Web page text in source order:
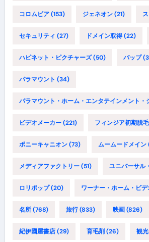
コロムビア(153) ジェネオン(21)
セキュリティ (27) ドメイン取得(22)
ハピネット・ピクチャーズ(50) バップ
パラマウント (34)
パラマウント・ホーム・エンタテインメント・
ビデオメーカー(221) フィンジア初期脱毛
ポニーキャニオン(73) ムームードメイン
メディアファクトリー(51) ユニバーサル
ロリポップ(20) ワーナー・ホーム・ビデ
名所(768) 旅行(833) 映画(826)
紀伊國屋書店(29) 育毛剤 (26) 観光